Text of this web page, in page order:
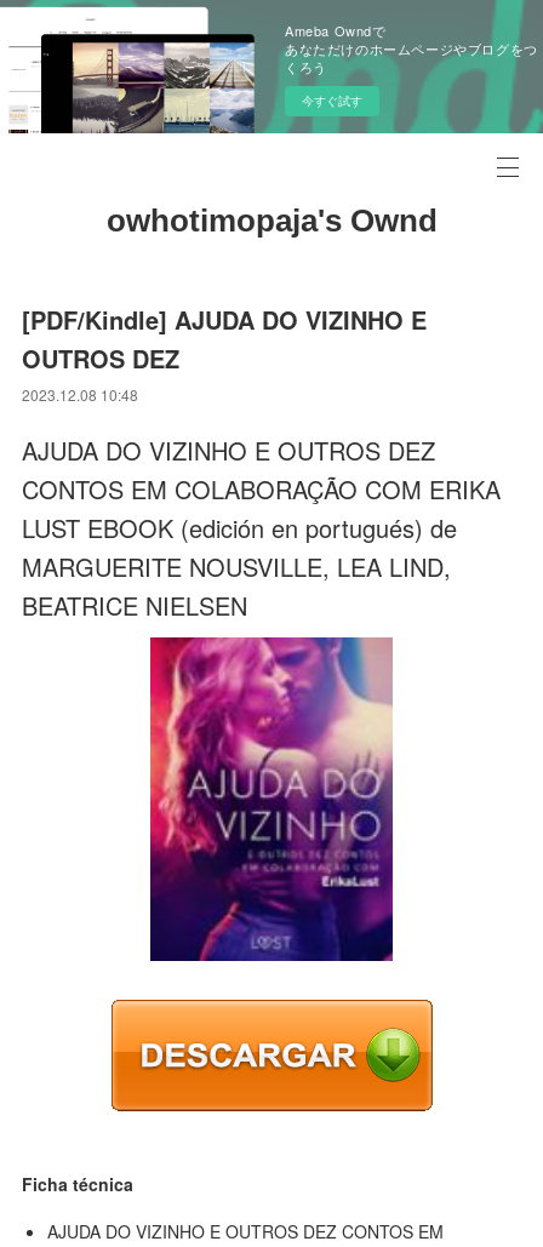
Ameba Owndで
あなただけのホームページやブログをつ
くろう
今すぐ試す
owhotimopaja's Ownd
[PDF/Kindle] AJUDA DO VIZINHO E
OUTROS DEZ
2023.12.08 10:48
AJUDA DO VIZINHO E OUTROS DEZ
CONTOS EM COLABORAÇÃO COM ERIKA
LUST EBOOK (edición en portugués) de
MARGUERITE NOUSVILLE, LEA LIND,
BEATRICE NIELSEN
Ficha técnica
AJUDA DO VIZINHO E OUTROS DEZ CONTOS EM